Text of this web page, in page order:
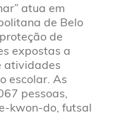
atua em
de Belo
de
expostas a
atividades
escolar. As
pessoas,
kwon-do, futsal